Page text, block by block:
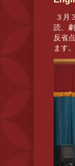
３月
読、
反省
ます。